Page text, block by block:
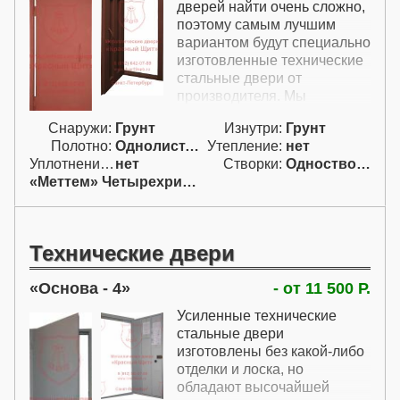
хозяйственных
неотапливаемых
помещений. В тоже время
такие технические
металлические двери
взломостойкие -
изготовлены из стали 2.0 мм
и укомплектованы
сувальдным замком.
дверей найти очень сложно,
поэтому самым лучшим
вариантом будут специально
изготовленные технические
стальные двери от
производителя. Мы
техническую дверь в размер
проема в самой
необходимой комплектации,
причем максимально
быстро. Изготовление
собственной
производственной базе на
станках с ЧПУ, поэтому даже
несмотря на минимальную
цену вы получите
качественный продукт.
Технические двери этой
модели, преднамеренно
Снаружи: Грунт Изнутри: Грунт
Полотно:
Однолист. гнут. Утепление: нет
Уплотнение: нет Створки:
Одностворчатая (А)
«Меттем» Четырехригельный
Технические двери
Основа - 4 - от 11 500 Р.
Усиленные технические
стальные двери
изготовлены без какой-либо
отделки и лоска, но
обладают высочайшей